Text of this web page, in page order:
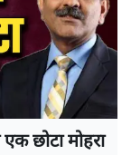
छोटा मोहरा